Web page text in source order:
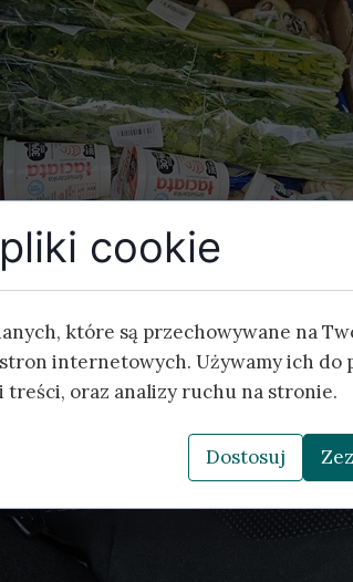
cookie
które są przechowywane na
internetowych. Używamy ich do
treści, oraz analizy ruchu na stronie.
Dostosuj